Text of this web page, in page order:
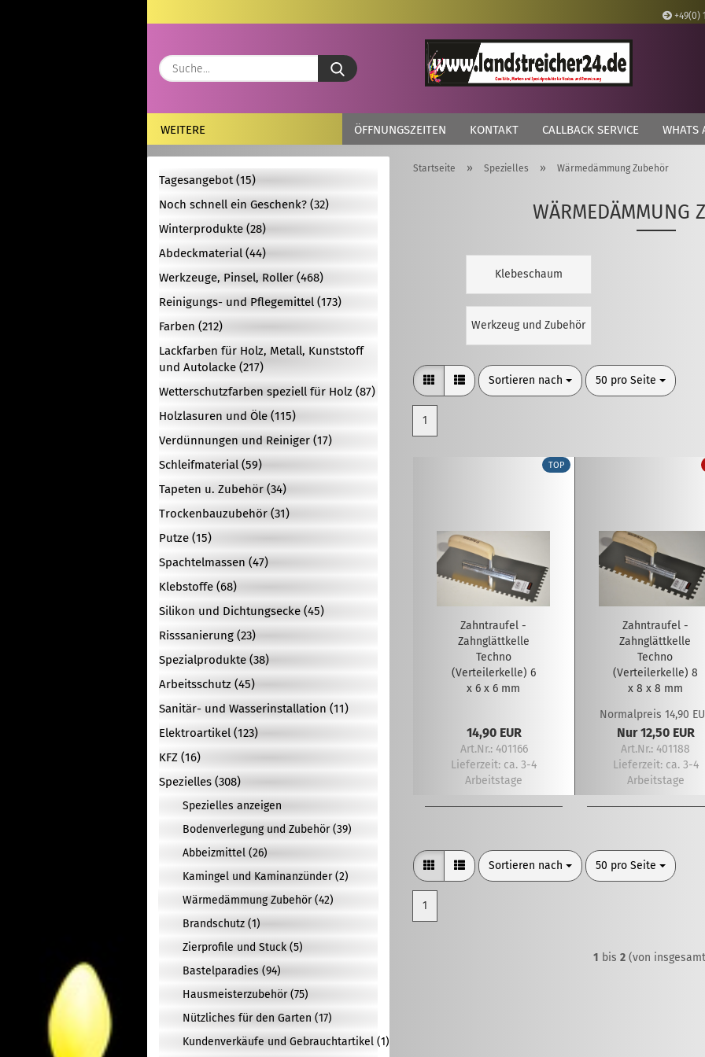
+49(0)
Lieferland
Suche...
ÖFFNUNGSZEITEN KONTAKT CALLBACK SERVICE WHATS
WEITERE
Startseite » Spezielles » Wärmedämmung Zubehör
WÄRMEDÄMMUNG
Klebeschaum
Werkzeug und Zubehör
Sortieren nach
Sortieren nach 50 pro Seite
pro Seite
1
TOP
Zahntraufel -
Zahnglättkelle
Techno
(Verteilerkelle) 6
x 6 x 6 mm
14,90 EUR
Art.Nr.: 401166
Lieferzeit: ca. 3-4
Arbeitstage
Zahntraufel -
Zahnglättkelle
Techno
(Verteilerkelle) 8
x 8 x 8 mm
Normalpreis 14,90
Nur 12,50 EUR
Art.Nr.: 401188
Lieferzeit: ca. 3-4
Arbeitstage
Sortieren nach
Sortieren nach 50 pro Seite
pro Seite
1
1 bis2 (von
Tagesangebot (15)
Noch schnell ein Geschenk? (32)
Winterprodukte (28)
Abdeckmaterial (44)
Werkzeuge, Pinsel, Roller (468)
Reinigungs- und Pflegemittel (173)
Farben (212)
Lackfarben für Holz, Metall, Kunststoff
und Autolacke (217)
Wetterschutzfarben speziell für Holz (87)
Holzlasuren und Öle (115)
Verdünnungen und Reiniger (17)
Schleifmaterial (59)
Tapeten u. Zubehör (34)
Trockenbauzubehör (31)
Putze (15)
Spachtelmassen (47)
Klebstoffe (68)
Silikon und Dichtungsecke (45)
Risssanierung (23)
Spezialprodukte (38)
Arbeitsschutz (45)
Sanitär- und Wasserinstallation (11)
Elektroartikel (123)
KFZ (16)
Spezielles (308)
Spezielles anzeigen
Bodenverlegung und Zubehör (39)
Abbeizmittel (26)
Kamingel und Kaminanzünder (2)
Wärmedämmung Zubehör (42)
Brandschutz (1)
Zierprofile und Stuck (5)
Bastelparadies (94)
Hausmeisterzubehör (75)
Nützliches für den Garten (17)
Kundenverkäufe und Gebrauchtartikel (1)